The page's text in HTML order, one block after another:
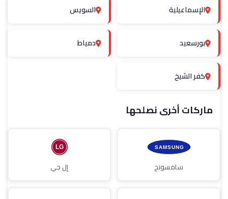
الإسماعيلية السويس
بورسعيد دمياط
كفر الشيخ
ماركات أخرى نصلحها
سامسونج إل جي